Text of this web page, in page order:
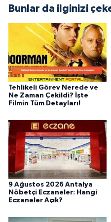
alanlarda
fayda sağla
Bunlar da ilginizi
Tehlikeli Görev Nerede ve
Ne Zaman Çekildi? İşte
Filmin Tüm Detayları!
9 Ağustos 2026 Antalya
Nöbetçi Eczaneler: Hangi
Eczaneler Açık?